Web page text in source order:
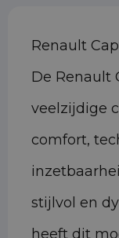
Renault
De Renault
veelzijdige
comfort,
stijlvol en
heeft dit